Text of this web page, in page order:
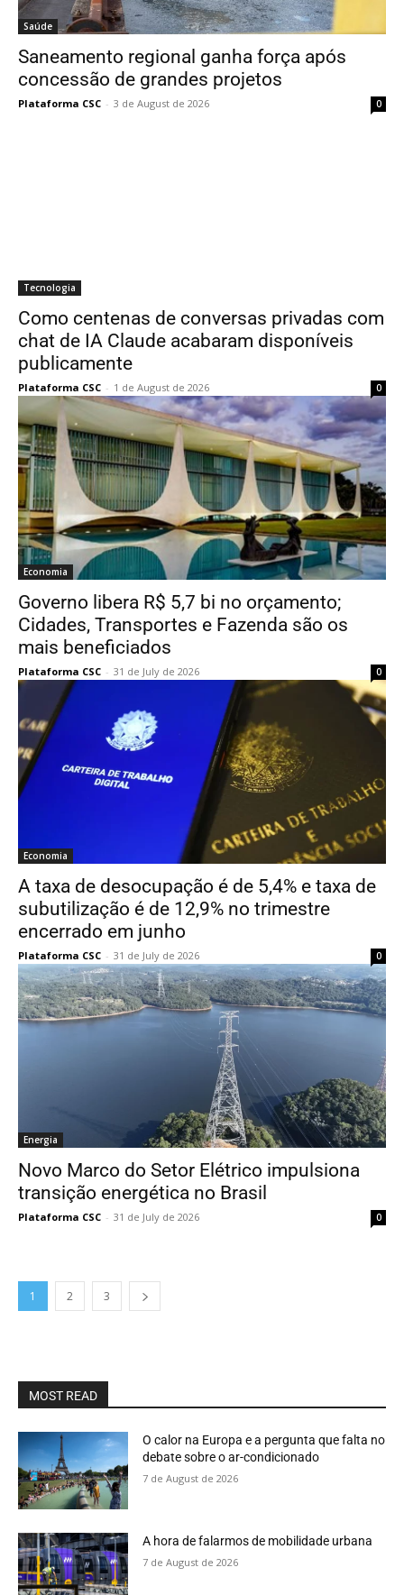
Saúde
Saneamento regional ganha força após
concessão de grandes projetos
Plataforma CSC - 3 de August de 2026 0
Tecnologia
Como centenas de conversas privadas com
chat de IA Claude acabaram disponíveis
publicamente
Plataforma CSC - 1 de August de 2026 0
Economia
Governo libera R$ 5,7 bi no orçamento;
Cidades, Transportes e Fazenda são os
mais beneficiados
Plataforma CSC - 31 de July de 2026 0
Economia
A taxa de desocupação é de 5,4% e taxa de
subutilização é de 12,9% no trimestre
encerrado em junho
Plataforma CSC - 31 de July de 2026 0
Energia
Novo Marco do Setor Elétrico impulsiona
transição energética no Brasil
Plataforma CSC - 31 de July de 2026 0
1 2 3
MOST READ
O calor na Europa e a pergunta que falta no
debate sobre o ar-condicionado
7 de August de 2026
A hora de falarmos de mobilidade urbana
7 de August de 2026